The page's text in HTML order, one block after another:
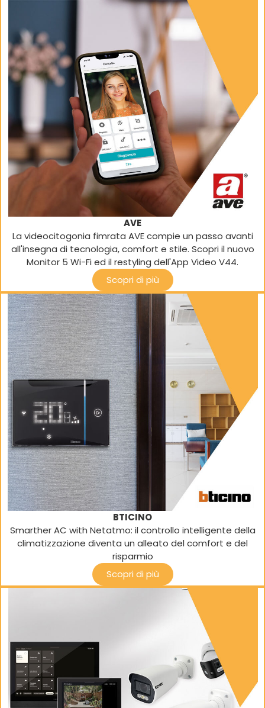
AVE
La videocitogonia fimrata AVE compie un passo avanti
all'insegna di tecnologia, comfort e stile. Scopri il nuovo
Monitor 5 Wi-Fi ed il restyling dell'App Video V44.
Scopri di più
BTICINO
Smarther AC with Netatmo: il controllo intelligente della
climatizzazione diventa un alleato del comfort e del
risparmio
Scopri di più